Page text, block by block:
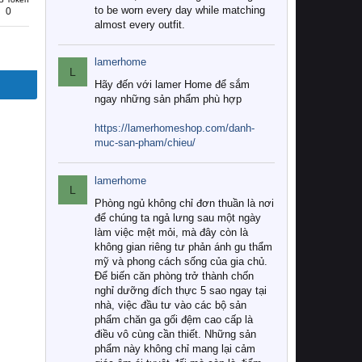
0
to be worn every day while matching
almost every outfit.
L
lamerhome
Hãy đến với lamer Home để sắm
ngay những sản phẩm phù hợp
https://lamerhomeshop.com/danh-
muc-san-pham/chieu/
L
lamerhome
Phòng ngủ không chỉ đơn thuần là nơi
để chúng ta ngả lưng sau một ngày
làm việc mệt mỏi, mà đây còn là
không gian riêng tư phản ánh gu thẩm
mỹ và phong cách sống của gia chủ.
Để biến căn phòng trở thành chốn
nghỉ dưỡng đích thực 5 sao ngay tại
nhà, việc đầu tư vào các bộ sản
phẩm chăn ga gối đệm cao cấp là
điều vô cùng cần thiết. Những sản
phẩm này không chỉ mang lại cảm